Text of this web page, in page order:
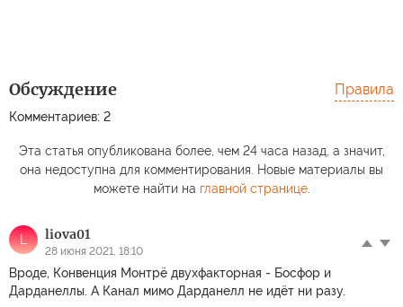
Обсуждение
Комментариев: 2
Правила
Эта статья опубликована более, чем 24 часа назад, а значит,
она недоступна для комментирования. Новые материалы вы
можете найти на главной странице.
L liova01
28 июня 2021, 18:10
Вроде, Конвенция Монтрё двухфакторная - Босфор и
Дарданеллы. А Канал мимо Дарданелл не идёт ни разу.